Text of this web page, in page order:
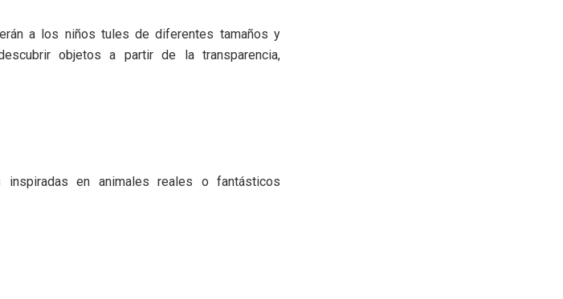
a los niños tules de diferentes tamaños y
objetos a partir de la transparencia,
en animales reales o fantásticos